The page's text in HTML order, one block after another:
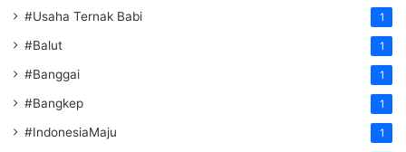
#Usaha Ternak Babi 1
#Balut 1
#Banggai 1
#Bangkep 1
#IndonesiaMaju 1